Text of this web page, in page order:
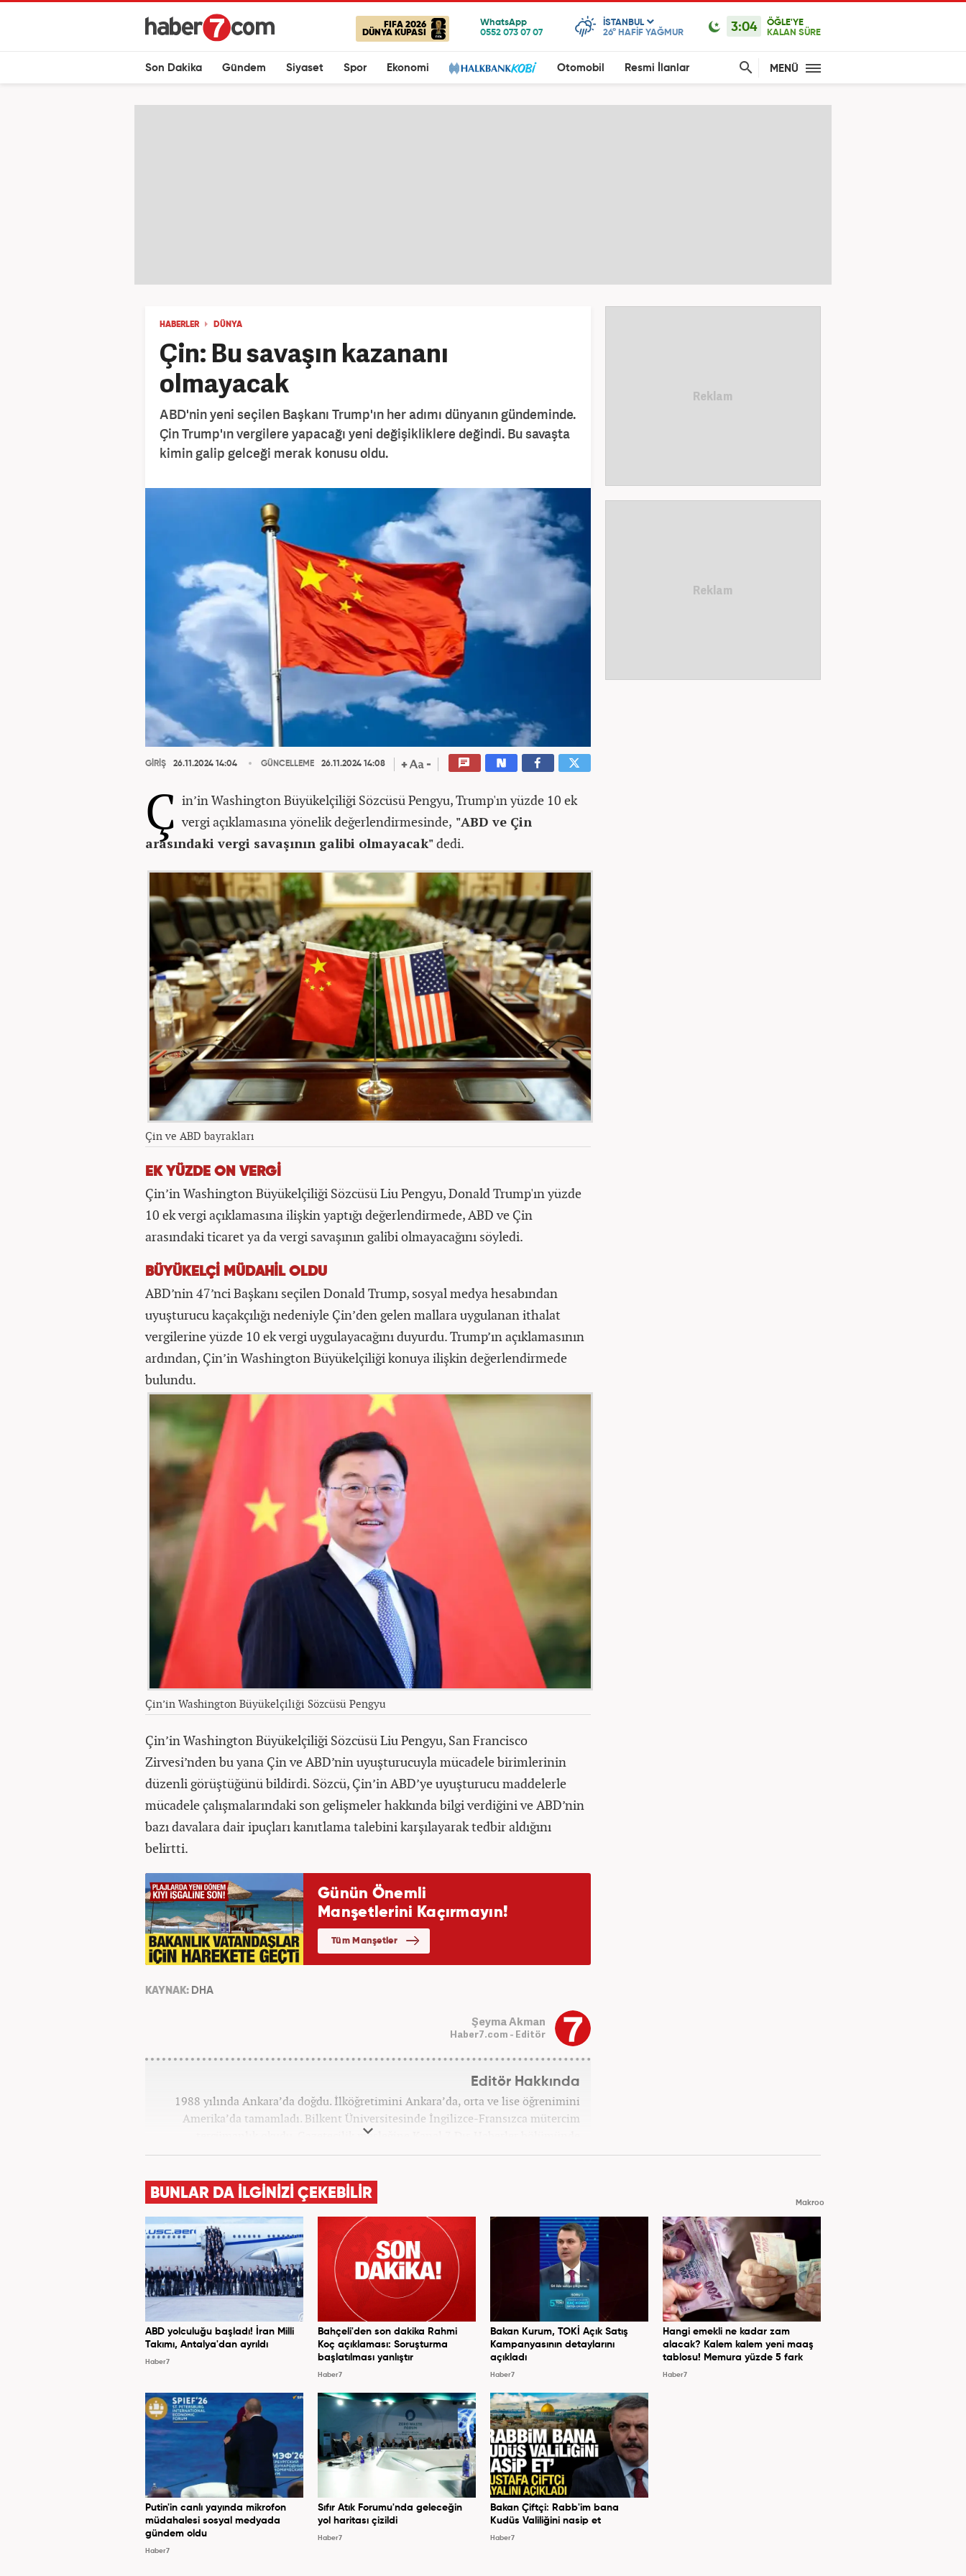
FIFA 2026
DÜNYA KUPASI
ISTANBUL
26° HAFİF YAĞMUR 3:04
ÖĞLE'YE
KALAN SÜRE
Son Dakika Gündem Siyaset Spor Ekonomi Otomobil Resmi İlanlar MENÜ
HABERLER DÜNYA
Çin: Bu savaşın kazananı
olmayacak
ABD'nin yeni seçilen Başkanı Trump'ın her adımı dünyanın gündeminde.
Çin Trump'ın vergilere yapacağı yeni değişikliklere değindi. Bu savaşta
kimin galip gelceği merak konusu oldu.
GİRİŞ 26.11.2024 14:04 GÜNCELLEME 26.11.2024 14:08
Ç in’in Washington Büyükelçiliği Sözcüsü Pengyu, Trump'ın yüzde 10 ek
vergi açıklamasına yönelik değerlendirmesinde, "ABD ve Çin
arasındaki vergi savaşının galibi olmayacak"dedi.
Çin ve ABD bayrakları
EK YÜZDE ON VERGİ
Çin’in Washington Büyükelçiliği Sözcüsü Liu Pengyu, Donald Trump'ın yüzde
10 ek vergi açıklamasına ilişkin yaptığı değerlendirmede, ABD ve Çin
arasındaki ticaret ya da vergi savaşının galibi olmayacağını söyledi.
BÜYÜKELÇİ MÜDAHİL OLDU
ABD’nin 47’nci Başkanı seçilen Donald Trump, sosyal medya hesabından
uyuşturucu kaçakçılığı nedeniyle Çin’den gelen mallara uygulanan ithalat
vergilerine yüzde 10 ek vergi uygulayacağını duyurdu. Trump’ın açıklamasının
ardından, Çin’in Washington Büyükelçiliği konuya ilişkin değerlendirmede
bulundu.
Çin’in Washington Büyükelçiliği Sözcüsü Pengyu
Çin’in Washington Büyükelçiliği Sözcüsü Liu Pengyu, San Francisco
Zirvesi’nden bu yana Çin ve ABD’nin uyuşturucuyla mücadele birimlerinin
düzenli görüştüğünü bildirdi. Sözcü, Çin’in ABD’ye uyuşturucu maddelerle
mücadele çalışmalarındaki son gelişmeler hakkında bilgi verdiğini ve ABD’nin
bazı davalara dair ipuçları kanıtlama talebini karşılayarak tedbir aldığını
belirtti.
KAYNAK: DHA
Şeyma Akman
Haber7.com - Editör
Editör Hakkında
1988 yılında Ankara’da doğdu. İlköğretimini Ankara’da, orta ve lise öğrenimini
Amerika’da tamamladı. Bilkent Üniversitesinde İngilizce-Fransızca mütercim
tercümanlık okudu. Gazetecilik mesleğine Kanal 7 Dış Haberler bölümünde
başladı. 6 sene sonra Yasemin.com sitesine geçerek kariyerine yeni bir ivme
BUNLAR DA İLGİNİZİ ÇEKEBİLİR
Makroo
ABD yolculuğu başladı! İran Milli
Takımı, Antalya'dan ayrıldı
Haber7
Bahçeli'den son dakika Rahmi
Koç açıklaması: Soruşturma
başlatılması yanlıştır
Haber7
Bakan Kurum, TOKİ Açık Satış
Kampanyasının detaylarını
açıkladı
Haber7
Hangi emekli ne kadar zam
alacak? Kalem kalem yeni maaş
tablosu! Memura yüzde 5 fark
Haber7
Putin'in canlı yayında mikrofon
müdahalesi sosyal medyada
gündem oldu
Haber7
Sıfır Atık Forumu'nda geleceğin
yol haritası çizildi
Haber7
Bakan Çiftçi: Rabb'im bana
Kudüs Valiliğini nasip et
Haber7